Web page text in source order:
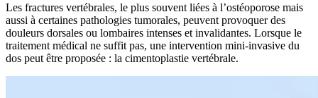
Les fractures vertébrales, le plus souvent liées à l’ostéoporose mais
aussi à certaines pathologies tumorales, peuvent provoquer des
douleurs dorsales ou lombaires intenses et invalidantes. Lorsque le
traitement médical ne suffit pas, une intervention mini-invasive du
dos peut être proposée : la cimentoplastie vertébrale.